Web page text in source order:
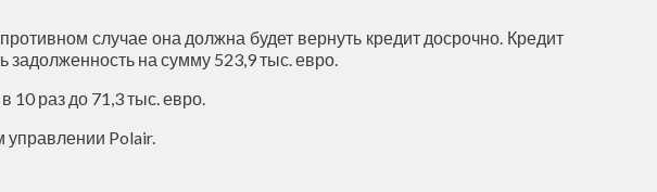
случае она должна будет вернуть кредит досрочно. Кредит
задолженность на сумму 523,9 тыс. евро.
10 раз до 71,3 тыс. евро.
управлении Polair.